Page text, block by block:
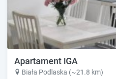
Apartament IGA
Biała Podlaska (~21.8 km)